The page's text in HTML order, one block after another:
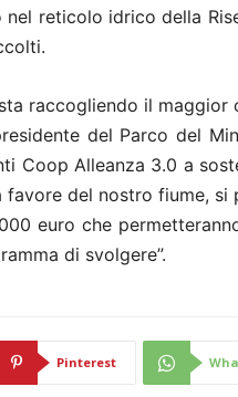
reticolo idrico della
raccogliendo il maggior
del Parco del
Coop Alleanza 3.0 a
favore del nostro fiume,
euro che
di svolgere”.
Pinterest